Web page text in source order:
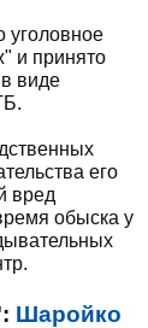
и принято
виде
его
вред
обыска у
Шаройко